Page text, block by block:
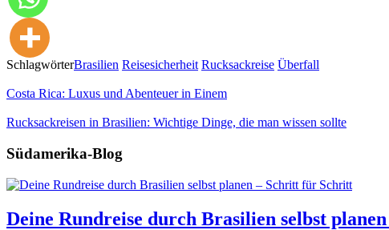
SchlagwörterBrasilien Reisesicherheit Rucksackreise Überfall
Costa Rica: Luxus und Abenteuer in Einem
Rucksackreisen in Brasilien: Wichtige Dinge, die man wissen sollte
Südamerika-Blog
Deine Rundreise durch Brasilien selbst